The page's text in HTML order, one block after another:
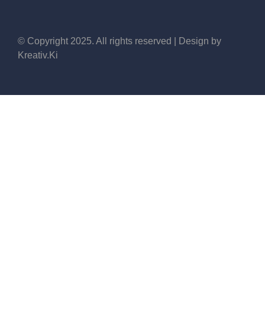
© Copyright 2025. All rights reserved | Design by
Kreativ.Ki